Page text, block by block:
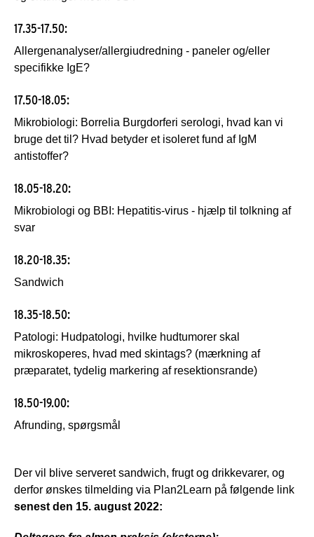
17.35-17.50:
Allergenanalyser/allergiudredning - paneler og/eller
specifikke IgE?
17.50-18.05:
Mikrobiologi: Borrelia Burgdorferi serologi, hvad kan vi
bruge det til? Hvad betyder et isoleret fund af IgM
antistoffer?
18.05-18.20:
Mikrobiologi og BBI: Hepatitis-virus - hjælp til tolkning af
svar
18.20-18.35:
Sandwich
18.35-18.50:
Patologi: Hudpatologi, hvilke hudtumorer skal
mikroskoperes, hvad med skintags? (mærkning af
præparatet, tydelig markering af resektionsrande)
18.50-19.00:
Afrunding, spørgsmål
Der vil blive serveret sandwich, frugt og drikkevarer, og
derfor ønskes tilmelding via Plan2Learn på følgende link
senest den 15. august 2022: